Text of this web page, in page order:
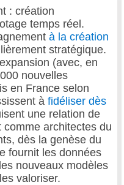
: création
temps réel.
à la création
stratégique.
(avec, en
nouvelles
en France selon
à fidéliser dès
une relation de
architectes du
dès la genèse du
fournit les données
nouveaux modèles
valoriser.